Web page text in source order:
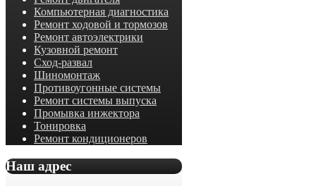
Компьютерная диагностика
Ремонт ходовой и тормозов
Ремонт автоэлектрики
Кузовной ремонт
Сход-развал
Шиномонтаж
Противоугонные системы
Ремонт системы выпуска
Промывка инжектора
Тонировка
Ремонт кондиционеров
Наш адрес